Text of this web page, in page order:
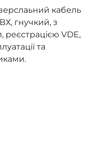
кабель
гнучкий, з
VDE,
та